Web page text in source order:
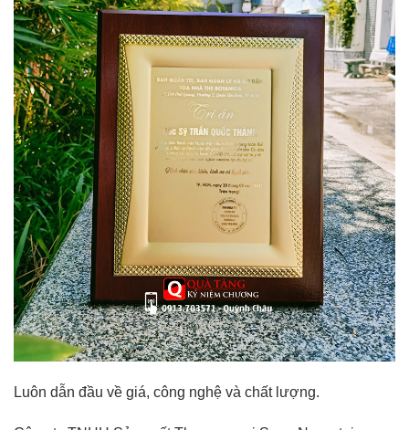
Luôn dẫn đầu về giá, công nghệ và chất lượng.